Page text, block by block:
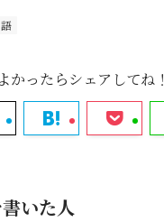
よかったらシェアしてね！
いた人